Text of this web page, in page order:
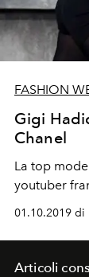
FASHION
Gigi
Chanel
La top
youtuber
01.10.2019 di
Articoli